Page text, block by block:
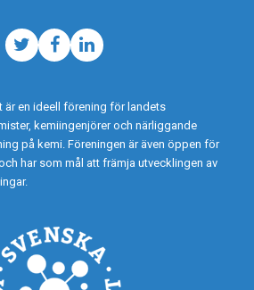
TwitterFacebook
LinkedIn
är en ideell förening för landets
kemiingenjörer och närliggande
på kemi. Föreningen är även öppen för
har som mål att främja utvecklingen av